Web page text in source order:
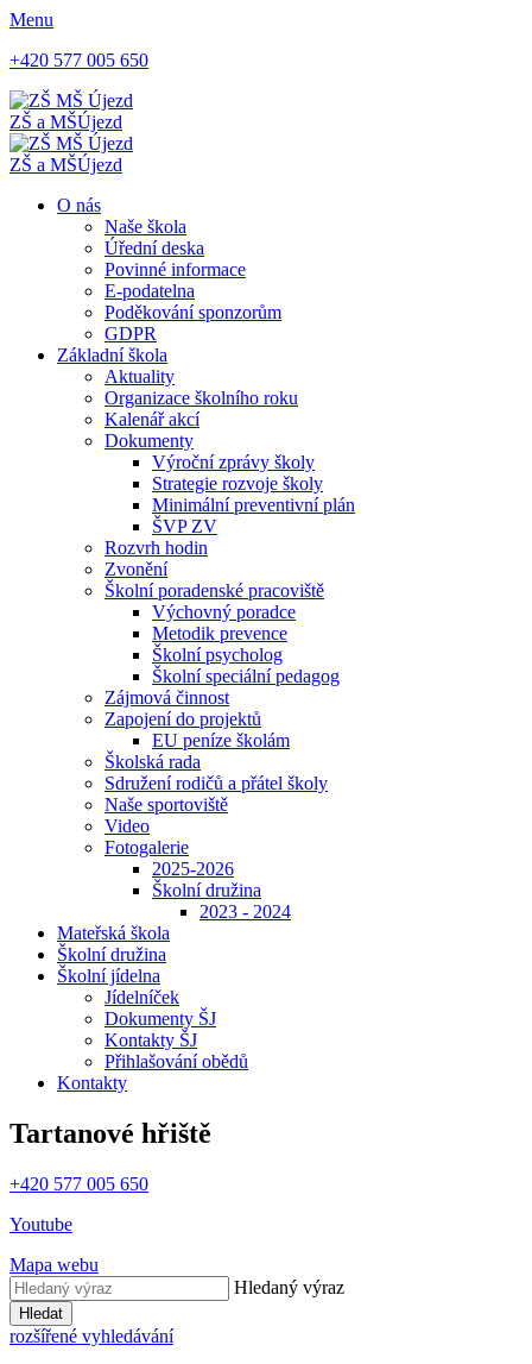
Menu
+420 577 005 650
ZŠ a MŠÚjezd
ZŠ a MŠÚjezd
O nás
Naše škola
Úřední deska
Povinné informace
E-podatelna
Poděkování sponzorům
GDPR
Základní škola
Aktuality
Organizace školního roku
Kalenář akcí
Dokumenty
Výroční zprávy školy
Strategie rozvoje školy
Minimální preventivní plán
ŠVP ZV
Rozvrh hodin
Zvonění
Školní poradenské pracoviště
Výchovný poradce
Metodik prevence
Školní psycholog
Školní speciální pedagog
Zájmová činnost
Zapojení do projektů
EU peníze školám
Školská rada
Sdružení rodičů a přátel školy
Naše sportoviště
Video
Fotogalerie
2025-2026
Školní družina
2023 - 2024
Mateřská škola
Školní družina
Školní jídelna
Jídelníček
Dokumenty ŠJ
Kontakty ŠJ
Přihlašování obědů
Kontakty
Tartanové hřiště
+420 577 005 650
Youtube
Mapa webu
Hledaný výraz
Hledat
rozšířené vyhledávání